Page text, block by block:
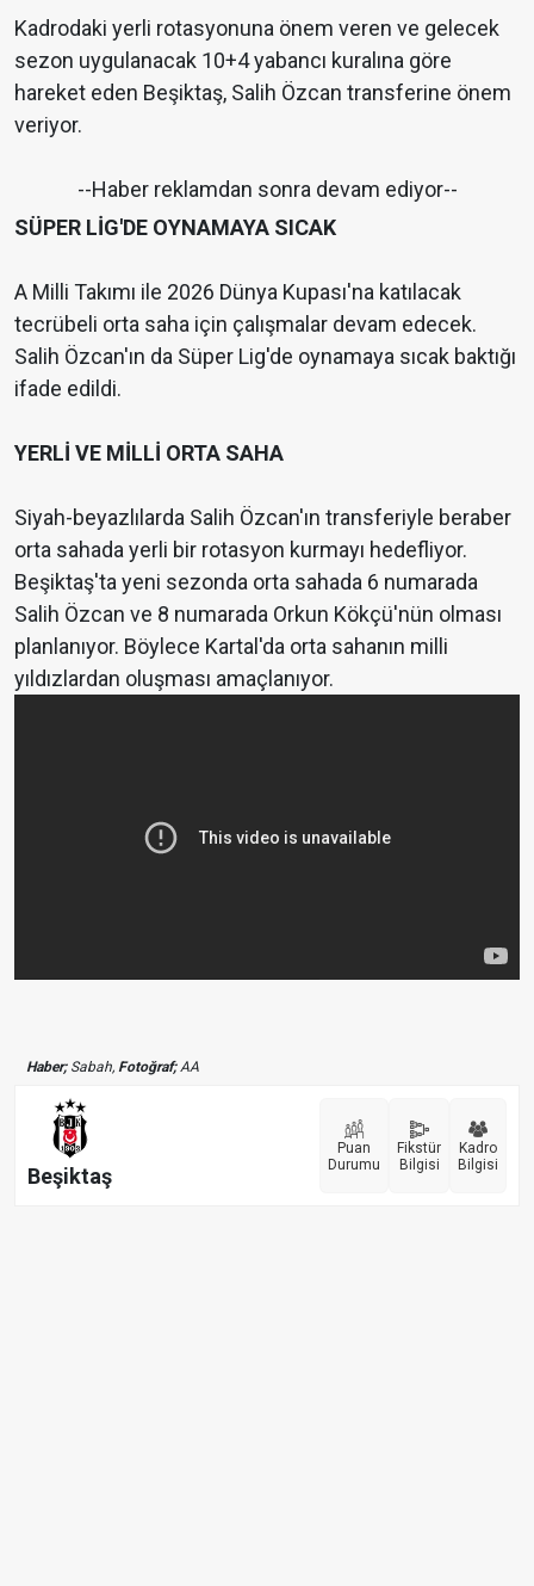
Kadrodaki yerli rotasyonuna önem veren ve gelecek
sezon uygulanacak 10+4 yabancı kuralına göre
hareket eden Beşiktaş, Salih Özcan transferine önem
veriyor.
--Haber reklamdan sonra devam ediyor--
SÜPER LİG'DE OYNAMAYA SICAK
A Milli Takımı ile 2026 Dünya Kupası'na katılacak
tecrübeli orta saha için çalışmalar devam edecek.
Salih Özcan'ın da Süper Lig'de oynamaya sıcak baktığı
ifade edildi.
YERLİ VE MİLLİ ORTA SAHA
Siyah-beyazlılarda Salih Özcan'ın transferiyle beraber
orta sahada yerli bir rotasyon kurmayı hedefliyor.
Beşiktaş'ta yeni sezonda orta sahada 6 numarada
Salih Özcan ve 8 numarada Orkun Kökçü'nün olması
planlanıyor. Böylece Kartal'da orta sahanın milli
yıldızlardan oluşması amaçlanıyor.
Haber;Sabah, Fotoğraf;AA
Beşiktaş
Puan
Durumu
Fikstür
Bilgisi
Kadro
Bilgisi